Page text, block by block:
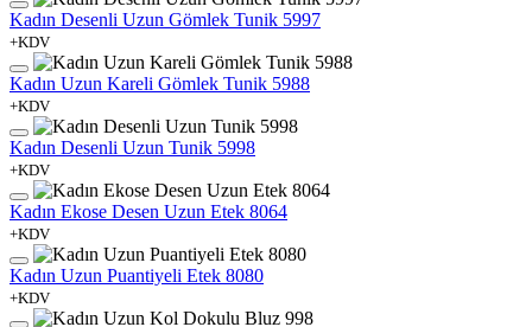
Kadın Desenli Uzun Gömlek Tunik 5997
+KDV
Kadın Uzun Kareli Gömlek Tunik 5988
+KDV
Kadın Desenli Uzun Tunik 5998
+KDV
Kadın Ekose Desen Uzun Etek 8064
+KDV
Kadın Uzun Puantiyeli Etek 8080
+KDV